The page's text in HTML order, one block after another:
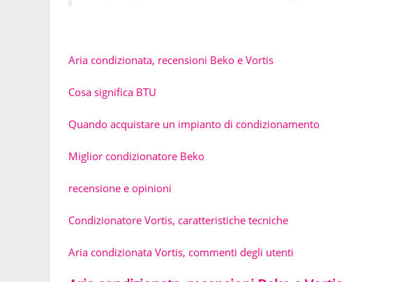
Aria condizionata, recensioni Beko e Vortis
Cosa significa BTU
Quando acquistare un impianto di condizionamento
Miglior condizionatore Beko
recensione e opinioni
Condizionatore Vortis, caratteristiche tecniche
Aria condizionata Vortis, commenti degli utenti